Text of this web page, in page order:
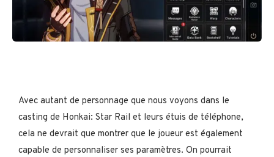
Avec autant de personnage que nous voyons dans le
casting de Honkai: Star Rail et leurs étuis de téléphone,
cela ne devrait que montrer que le joueur est également
capable de personnaliser ses paramètres. On pourrait